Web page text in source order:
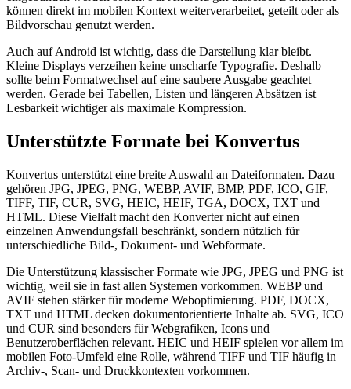
können direkt im mobilen Kontext weiterverarbeitet, geteilt oder als
Bildvorschau genutzt werden.
Auch auf Android ist wichtig, dass die Darstellung klar bleibt.
Kleine Displays verzeihen keine unscharfe Typografie. Deshalb
sollte beim Formatwechsel auf eine saubere Ausgabe geachtet
werden. Gerade bei Tabellen, Listen und längeren Absätzen ist
Lesbarkeit wichtiger als maximale Kompression.
Unterstützte Formate bei Konvertus
Konvertus unterstützt eine breite Auswahl an Dateiformaten. Dazu
gehören JPG, JPEG, PNG, WEBP, AVIF, BMP, PDF, ICO, GIF,
TIFF, TIF, CUR, SVG, HEIC, HEIF, TGA, DOCX, TXT und
HTML. Diese Vielfalt macht den Konverter nicht auf einen
einzelnen Anwendungsfall beschränkt, sondern nützlich für
unterschiedliche Bild-, Dokument- und Webformate.
Die Unterstützung klassischer Formate wie JPG, JPEG und PNG ist
wichtig, weil sie in fast allen Systemen vorkommen. WEBP und
AVIF stehen stärker für moderne Weboptimierung. PDF, DOCX,
TXT und HTML decken dokumentorientierte Inhalte ab. SVG, ICO
und CUR sind besonders für Webgrafiken, Icons und
Benutzeroberflächen relevant. HEIC und HEIF spielen vor allem im
mobilen Foto-Umfeld eine Rolle, während TIFF und TIF häufig in
Archiv-, Scan- und Druckkontexten vorkommen.